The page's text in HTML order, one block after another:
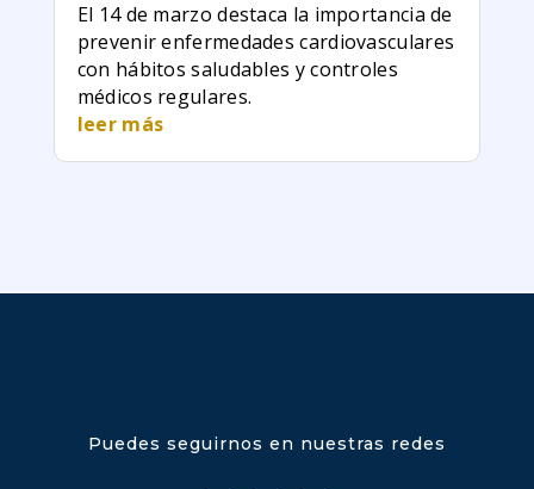
El 14 de marzo destaca la importancia de
prevenir enfermedades cardiovasculares
con hábitos saludables y controles
médicos regulares.
leer más
Puedes seguirnos en nuestras redes